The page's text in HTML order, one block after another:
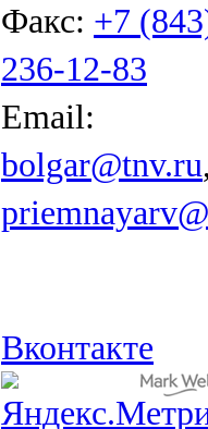
Факс: +7
236-12-83
Email:
bolgar@tnv.ru,
Вконтакте